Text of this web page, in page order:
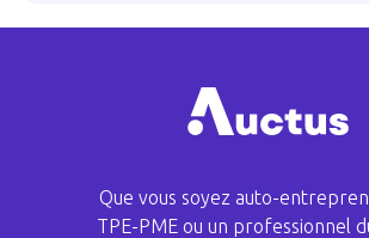
Que vous soyez auto-
TPE-PME ou un professionnel